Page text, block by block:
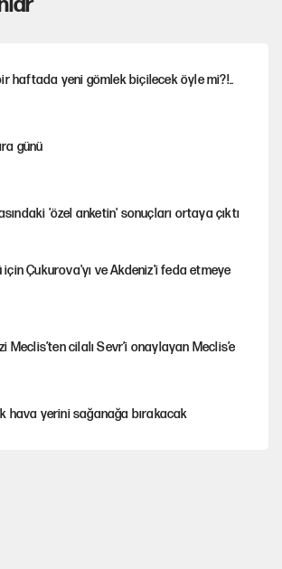
haftada yeni gömlek biçilecek öyle mi?!..
günü
'özel anketin' sonuçları ortaya çıktı
için Çukurova'yı ve Akdeniz'i feda etmeye
Meclis’ten cilalı Sevr’i onaylayan Meclis’e
hava yerini sağanağa bırakacak